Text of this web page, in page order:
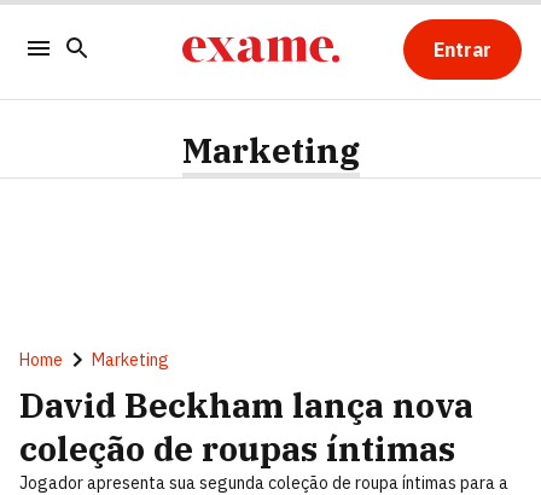
Entrar
Marketing
Home Marketing
David Beckham lança nova
coleção de roupas íntimas
Jogador apresenta sua segunda coleção de roupa íntimas para a